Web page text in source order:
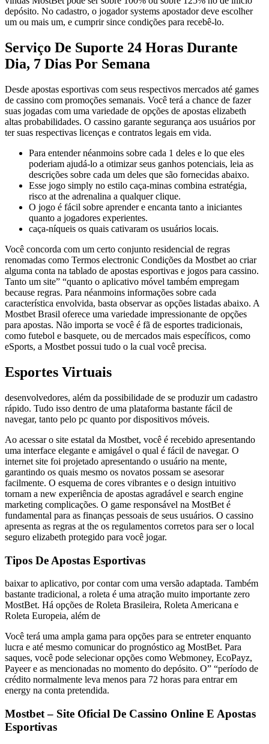
depósito. No cadastro, o jogador systems apostador deve escolher
um ou mais um, e cumprir since condições para recebê-lo.
Serviço De Suporte 24 Horas Durante
Dia, 7 Dias Por Semana
Desde apostas esportivas com seus respectivos mercados até games
de cassino com promoções semanais. Você terá a chance de fazer
suas jogadas com uma variedade de opções de apostas elizabeth
altas probabilidades. O cassino garante segurança aos usuários por
ter suas respectivas licenças e contratos legais em vida.
Para entender néanmoins sobre cada 1 deles e lo que eles
poderiam ajudá-lo a otimizar seus ganhos potenciais, leia as
descrições sobre cada um deles que são fornecidas abaixo.
Esse jogo simply no estilo caça-minas combina estratégia,
risco at the adrenalina a qualquer clique.
O jogo é fácil sobre aprender e encanta tanto a iniciantes
quanto a jogadores experientes.
caça-níqueis os quais cativaram os usuários locais.
Você concorda com um certo conjunto residencial de regras
renomadas como Termos electronic Condições da Mostbet ao criar
alguma conta na tablado de apostas esportivas e jogos para cassino.
Tanto um site” “quanto o aplicativo móvel também empregam
because regras. Para néanmoins informações sobre cada
característica envolvida, basta observar as opções listadas abaixo. A
Mostbet Brasil oferece uma variedade impressionante de opções
para apostas. Não importa se você é fã de esportes tradicionais,
como futebol e basquete, ou de mercados mais específicos, como
eSports, a Mostbet possui tudo o la cual você precisa.
Esportes Virtuais
desenvolvedores, além da possibilidade de se produzir um cadastro
rápido. Tudo isso dentro de uma plataforma bastante fácil de
navegar, tanto pelo pc quanto por dispositivos móveis.
Ao acessar o site estatal da Mostbet, você é recebido apresentando
uma interface elegante e amigável o qual é fácil de navegar. O
internet site foi projetado apresentando o usuário na mente,
garantindo os quais mesmo os novatos possam se asesorar
facilmente. O esquema de cores vibrantes e o design intuitivo
tornam a new experiência de apostas agradável e search engine
marketing complicações. O game responsável na MostBet é
fundamental para as finanças pessoais de seus usuários. O cassino
apresenta as regras at the os regulamentos corretos para ser o local
seguro elizabeth protegido para você jogar.
Tipos De Apostas Esportivas
baixar to aplicativo, por contar com uma versão adaptada. Também
bastante tradicional, a roleta é uma atração muito importante zero
MostBet. Há opções de Roleta Brasileira, Roleta Americana e
Roleta Europeia, além de
Você terá uma ampla gama para opções para se entreter enquanto
lucra e até mesmo comunicar do prognóstico ag MostBet. Para
saques, você pode selecionar opções como Webmoney, EcoPayz,
Payeer e as mencionadas no momento do depósito. O” “período de
crédito normalmente leva menos para 72 horas para entrar em
energy na conta pretendida.
Mostbet – Site Oficial De Cassino Online E Apostas
Esportivas